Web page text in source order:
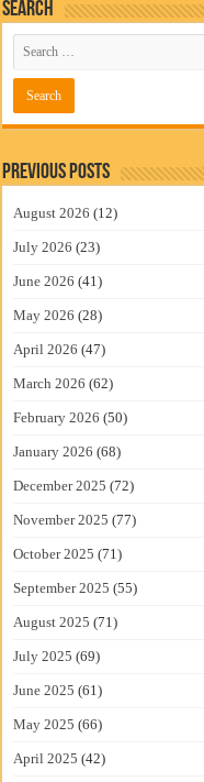
Search
Previous Posts
August 2026 (12)
July 2026 (23)
June 2026 (41)
May 2026 (28)
April 2026 (47)
March 2026 (62)
February 2026 (50)
January 2026 (68)
December 2025 (72)
November 2025 (77)
October 2025 (71)
September 2025 (55)
August 2025 (71)
July 2025 (69)
June 2025 (61)
May 2025 (66)
April 2025 (42)